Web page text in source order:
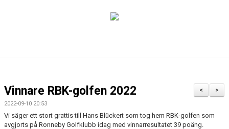
VÅRA LAG/TRÄNARE
NYHETER
>
<
Vinnare RBK-golfen 2022
2022-09-10 20:53
Vi säger ett stort grattis till Hans Blückert som tog hem RBK-golfen som
avgjorts på Ronneby Golfklubb idag med vinnarresultatet 39 poäng.